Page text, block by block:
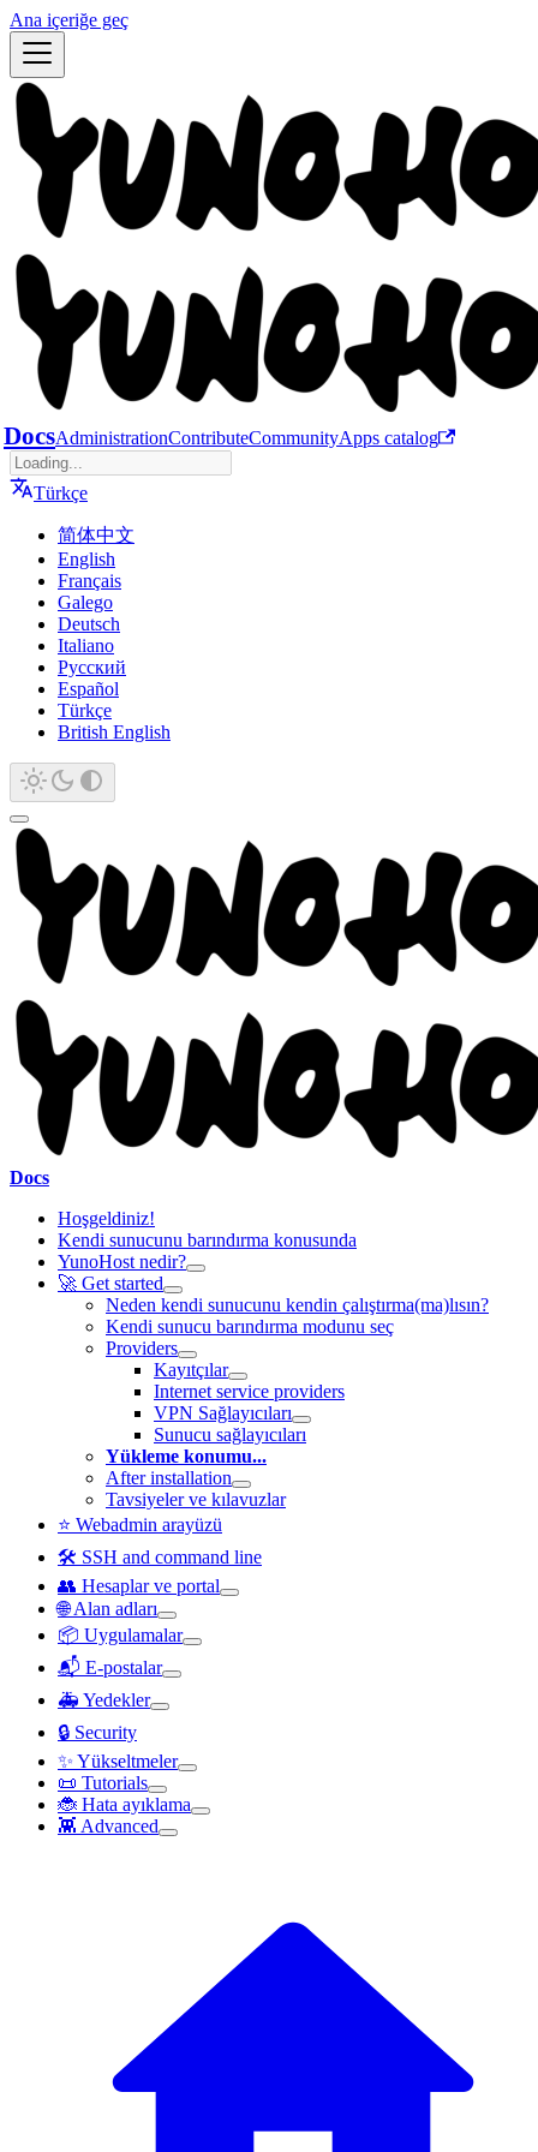
Ana içeriğe geç
DocsAdministrationContributeCommunityApps catalog
Türkçe
简体中文
English
Français
Galego
Deutsch
Italiano
Русский
Español
Türkçe
British English
Docs
Hoşgeldiniz!
Kendi sunucunu barındırma konusunda
YunoHost nedir?
🚀 Get started
Neden kendi sunucunu kendin çalıştırma(ma)lısın?
Kendi sunucu barındırma modunu seç
Providers
Kayıtçılar
Internet service providers
VPN Sağlayıcıları
Sunucu sağlayıcıları
Yükleme konumu...
After installation
Tavsiyeler ve kılavuzlar
⭐ Webadmin arayüzü
🛠️ SSH and command line
👥 Hesaplar ve portal
🌐 Alan adları
📦 Uygulamalar
📬 E-postalar
🚑 Yedekler
🔒 Security
✨ Yükseltmeler
📜 Tutorials
🐞 Hata ayıklama
👾 Advanced